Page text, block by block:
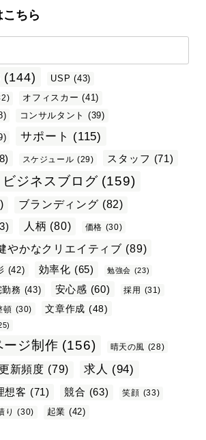
ちら
(144) USP (43)
オフィスカー (41)
コンサルタント (39)
サポート (115)
スケジュール (29) スタッフ (71)
ビジネスブログ (159)
ブランディング (82)
人柄 (80) 価格 (30)
やかなクリエイティブ (89)
(42) 効率化 (65) 勉強会 (23)
勤務 (43) 安心感 (60) 採用 (31)
頓 (30) 文章作成 (48)
ージ制作 (156) 晴天の風 (28)
更新頻度 (79) 求人 (94)
想客 (71) 競合 (63) 笑顔 (33)
り (30) 起業 (42)